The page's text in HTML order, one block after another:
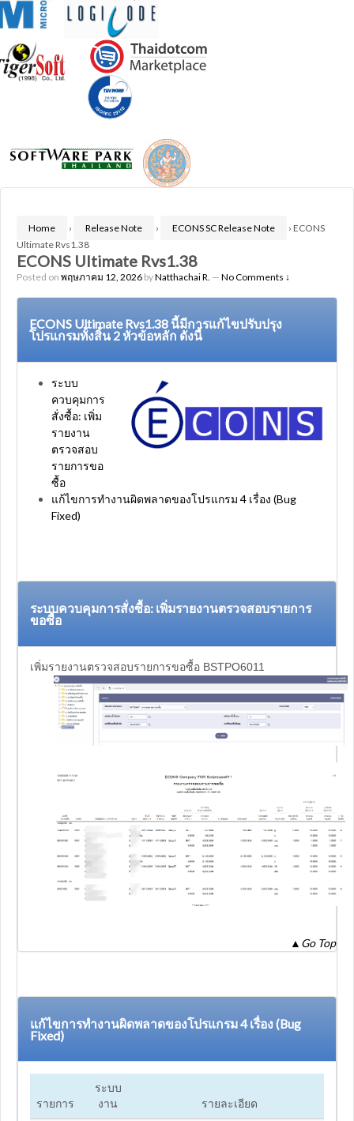
Home › Release Note › ECONS SC Release Note › ECONS
Ultimate Rvs1.38
ECONS Ultimate Rvs1.38
Posted on พฤษภาคม 12, 2026 byNatthachai R. — No Comments ↓
ECONS Ultimate Rvs1.38 นี้มีการแก้ไขปรับปรุง
โปรแกรมทั้งสิ้น 2 หัวข้อหลัก ดังนี้
ระบบ
ควบคุมการ
สั่งซื้อ: เพิ่ม
รายงาน
ตรวจสอบ
รายการขอ
ซื้อ
แก้ไขการทำงานผิดพลาดของโปรแกรม 4 เรื่อง (Bug
Fixed)
ระบบควบคุมการสั่งซื้อ: เพิ่มรายงานตรวจสอบรายการ
ขอซื้อ
เพิ่มรายงานตรวจสอบรายการขอซื้อ BSTPO6011
▲ Go Top
แก้ไขการทำงานผิดพลาดของโปรแกรม 4 เรื่อง (Bug
Fixed)
รายการ
ระบบ
งาน
รายละเอียด